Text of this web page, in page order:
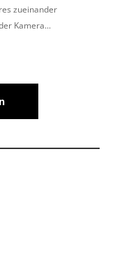
zueinander
Kamera...